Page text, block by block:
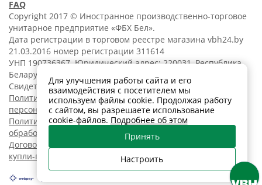
FAQ
Copyright 2017 © Иностранное производственно-торговое
унитарное предприятие «ФБХ Бел».
Дата регистрации в торговом реестре магазина vbh24.by
21.03.2016 номер регистрации 311614
УНП 190736367. Юридический адрес: 220031, Республика
Беларусь, г. Минск, ул. Танковая, 15-1, 5 этаж;
Свидетельство о регистрации N190736367 от 11.02.2014.
Политика обработки
персональных данных
Политика в отношении
обработки cookies
Договор розничной
купли-продажи
Для улучшения работы сайта и его
взаимодействия с посетителем мы
используем файлы cookie. Продолжая работу
с сайтом, вы разрешаете использование
cookie-файлов. Подробнее об этом
Принять
Настроить